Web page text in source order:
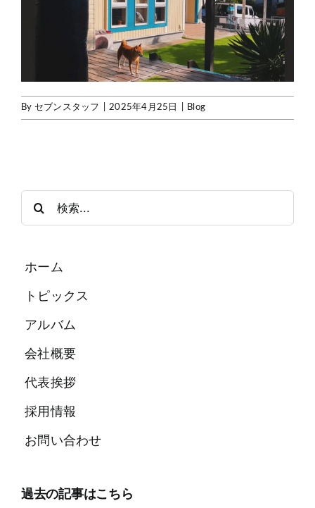
By セブンスタッフ 2025年4月25日 Blog
索
ホーム
トピックス
アルバム
会社概要
代表挨拶
採用情報
お問い合わせ
過去の記事はこちら